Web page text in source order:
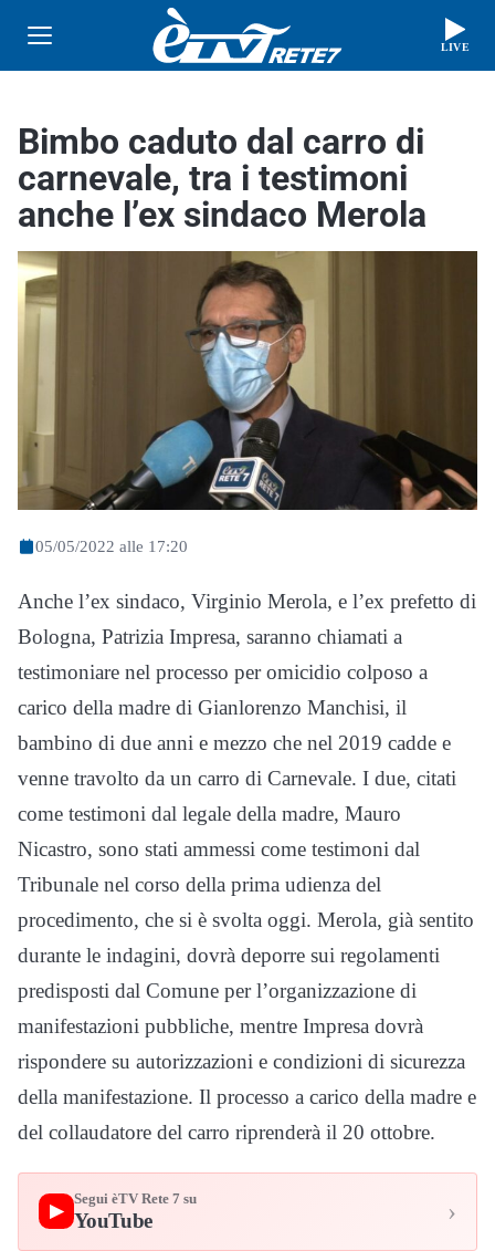
LIVE
Bimbo caduto dal carro di
carnevale, tra i testimoni
anche l’ex sindaco Merola
05/05/2022 alle 17:20
Anche l’ex sindaco, Virginio Merola, e l’ex prefetto di
Bologna, Patrizia Impresa, saranno chiamati a
testimoniare nel processo per omicidio colposo a
carico della madre di Gianlorenzo Manchisi, il
bambino di due anni e mezzo che nel 2019 cadde e
venne travolto da un carro di Carnevale. I due, citati
come testimoni dal legale della madre, Mauro
Nicastro, sono stati ammessi come testimoni dal
Tribunale nel corso della prima udienza del
procedimento, che si è svolta oggi. Merola, già sentito
durante le indagini, dovrà deporre sui regolamenti
predisposti dal Comune per l’organizzazione di
manifestazioni pubbliche, mentre Impresa dovrà
rispondere su autorizzazioni e condizioni di sicurezza
della manifestazione. Il processo a carico della madre e
del collaudatore del carro riprenderà il 20 ottobre.
▶
Segui èTV Rete 7 su
YouTube ›